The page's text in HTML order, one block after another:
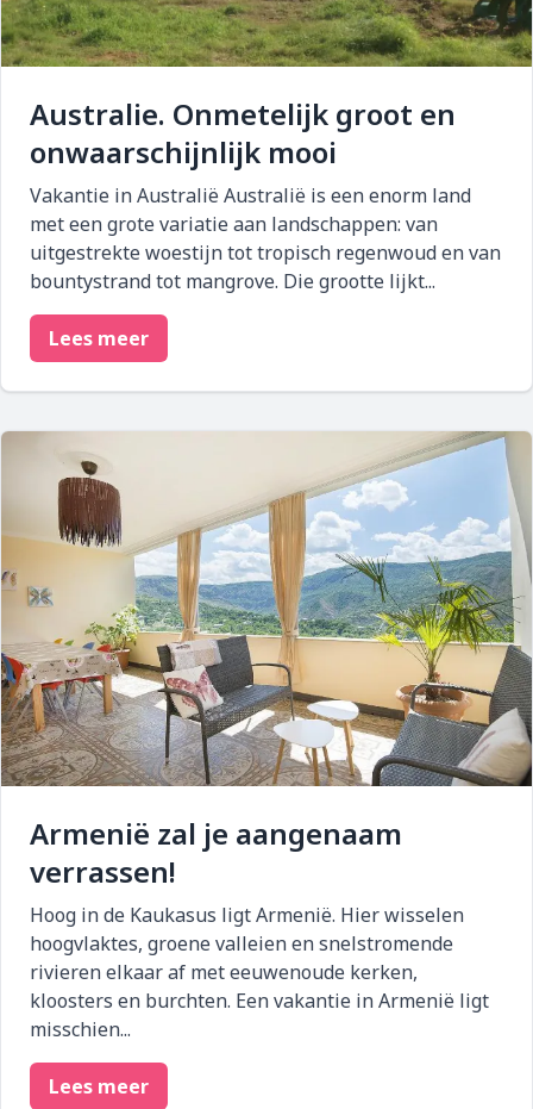
Australie. Onmetelijk groot en
onwaarschijnlijk mooi
Vakantie in Australië Australië is een enorm land
met een grote variatie aan landschappen: van
uitgestrekte woestijn tot tropisch regenwoud en van
bountystrand tot mangrove. Die grootte lijkt...
Lees meer
Armenië zal je aangenaam
verrassen!
Hoog in de Kaukasus ligt Armenië. Hier wisselen
hoogvlaktes, groene valleien en snelstromende
rivieren elkaar af met eeuwenoude kerken,
kloosters en burchten. Een vakantie in Armenië ligt
misschien...
Lees meer